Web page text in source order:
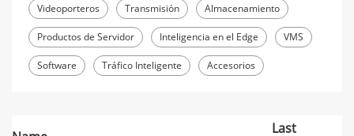
Videoporteros Transmisión Almacenamiento
Productos de Servidor Inteligencia en el Edge VMS
Software Tráfico Inteligente Accesorios
Last